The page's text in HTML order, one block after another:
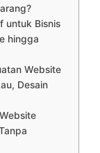
untuk Bisnis
hingga
Website
Desain